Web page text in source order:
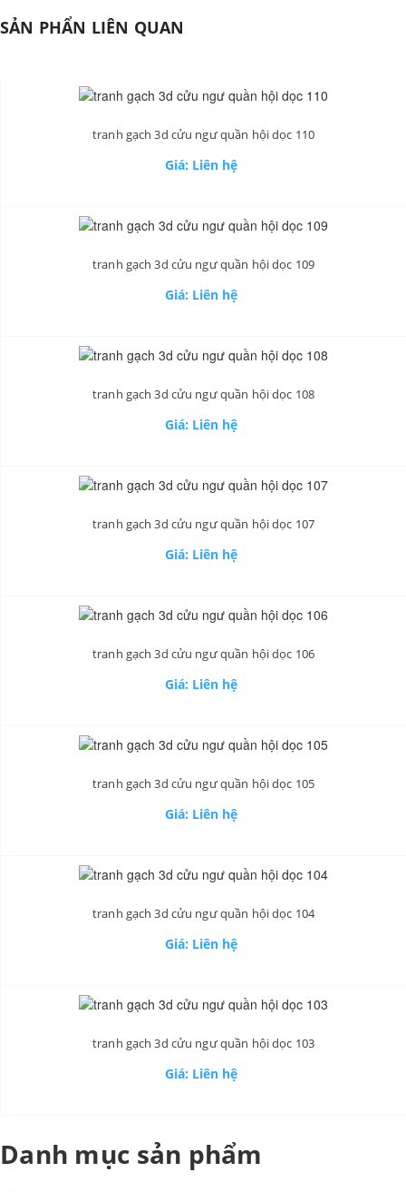
SẢN PHẨN LIÊN QUAN
tranh gạch 3d cửu ngư quần hội dọc 110
Giá: Liên hệ
tranh gạch 3d cửu ngư quần hội dọc 109
Giá: Liên hệ
tranh gạch 3d cửu ngư quần hội dọc 108
Giá: Liên hệ
tranh gạch 3d cửu ngư quần hội dọc 107
Giá: Liên hệ
tranh gạch 3d cửu ngư quần hội dọc 106
Giá: Liên hệ
tranh gạch 3d cửu ngư quần hội dọc 105
Giá: Liên hệ
tranh gạch 3d cửu ngư quần hội dọc 104
Giá: Liên hệ
tranh gạch 3d cửu ngư quần hội dọc 103
Giá: Liên hệ
Danh mục sản phẩm